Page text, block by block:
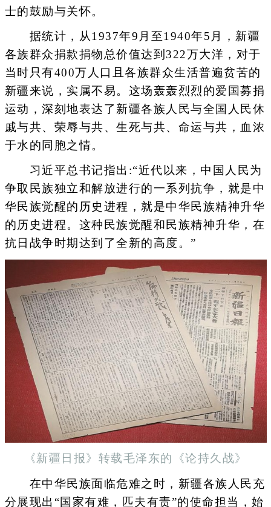
士的鼓励与关怀。
据统计，从1937年9月至1940年5月，新疆
各族群众捐款捐物总价值达到322万大洋，对于
当时只有400万人口且各族群众生活普遍贫苦的
新疆来说，实属不易。这场轰轰烈烈的爱国募捐
运动，深刻地表达了新疆各族人民与全国人民休
戚与共、荣辱与共、生死与共、命运与共，血浓
于水的同胞之情。
习近平总书记指出:“近代以来，中国人民为
争取民族独立和解放进行的一系列抗争，就是中
华民族觉醒的历史进程，就是中华民族精神升华
的历史进程。这种民族觉醒和民族精神升华，在
抗日战争时期达到了全新的高度。”
《新疆日报》转载毛泽东的《论持久战》
在中华民族面临危难之时，新疆各族人民充
分展现出“国家有难，匹夫有责”的使命担当，始